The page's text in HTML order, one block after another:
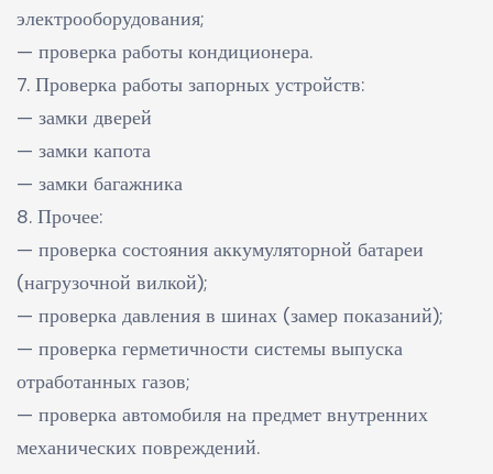
электрооборудования;
— проверка работы кондиционера.
7. Проверка работы запорных устройств:
— замки дверей
— замки капота
— замки багажника
8. Прочее:
— проверка состояния аккумуляторной батареи
(нагрузочной вилкой);
— проверка давления в шинах (замер показаний);
— проверка герметичности системы выпуска
отработанных газов;
— проверка автомобиля на предмет внутренних
механических повреждений.